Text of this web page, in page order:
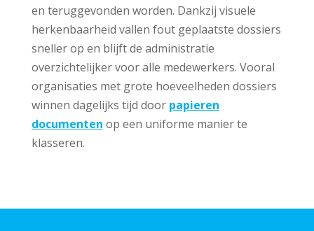
en teruggevonden worden. Dankzij visuele
herkenbaarheid vallen fout geplaatste dossiers
sneller op en blijft de administratie
overzichtelijker voor alle medewerkers. Vooral
organisaties met grote hoeveelheden dossiers
winnen dagelijks tijd door papieren
documenten op een uniforme manier te
klasseren.